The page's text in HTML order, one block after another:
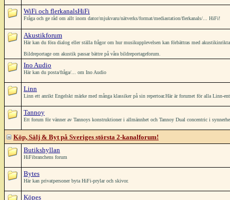
WiFi och flerkanalsHiFi
Fråga och ge råd om allt inom dator/mjukvaru/nätverks/format/mediastation/flerkanals/... HiFi!
Akustikforum
Här kan du föra dialog eller ställa frågor om hur musikupplevelsen kan förbättras med
Bildreportage om akustik passar bättre på våra bildreportageforum.
Ino Audio
Här kan du posta/fråga/... om Ino Audio
Linn
Linn ett anrikt Engelskt märke med många klassiker på sin repertoar.Här är forumet för alla Linn-
Tannoy
Ett forum för vänner av Tannoys konstruktioner i allmännhet och Tannoy Dual concentric i
Köp, Sälj & Byt på Sveriges största 2-kanalforum!
Butikshyllan
HiFibranchens forum
Bytes
Här kan privatpersoner byta HiFi-prylar och skivor.
Köpes